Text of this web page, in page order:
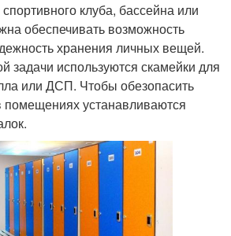
клуба, бассейна или
обеспечивать возможность
хранения личных вещей.
задачи используются скамейки для
или ДСП. Чтобы обезопасить
устанавливаются